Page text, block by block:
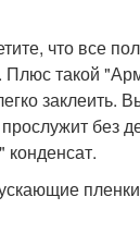
что все
Плюс такой
без
конденсат.